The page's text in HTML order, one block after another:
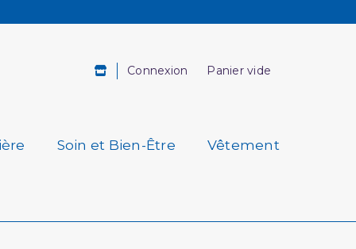
Connexion Panier vide
Soin et Bien-Être Vêtement